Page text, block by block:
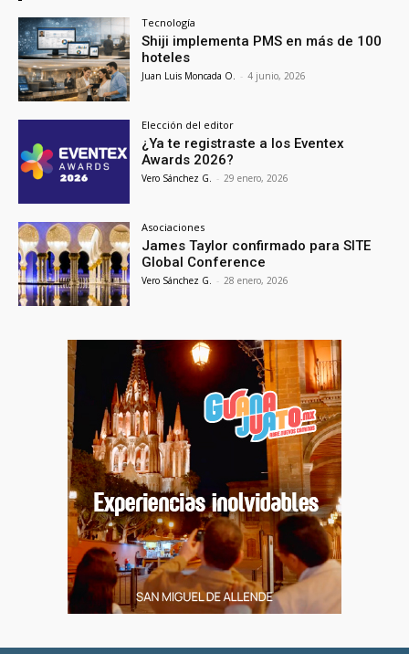
Tecnología
Shiji implementa PMS en más de 100
hoteles
Juan Luis Moncada O. - 4 junio, 2026
Elección del editor
¿Ya te registraste a los Eventex
Awards 2026?
Vero Sánchez G. - 29 enero, 2026
Asociaciones
James Taylor confirmado para SITE
Global Conference
Vero Sánchez G. - 28 enero, 2026